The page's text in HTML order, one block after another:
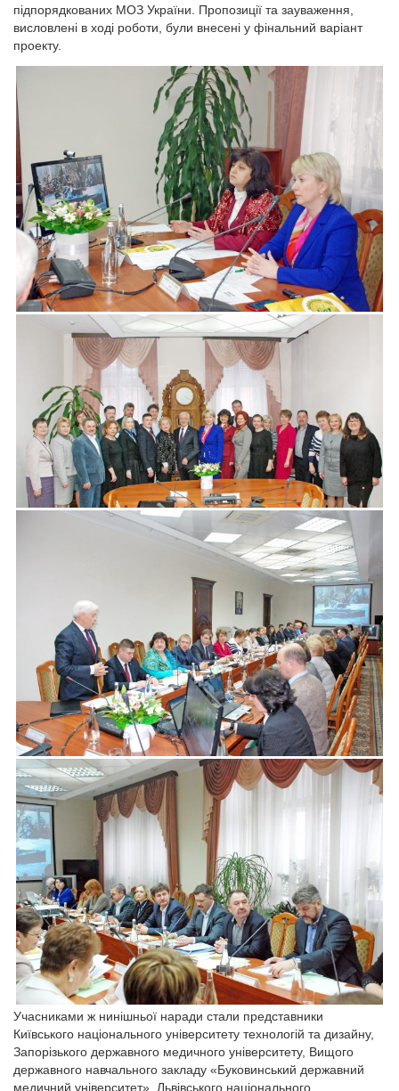
підпорядкованих МОЗ України. Пропозиції та зауваження,
висловлені в ході роботи, були внесені у фінальний варіант
проекту.
Учасниками ж нинішньої наради стали представники
Київського національного університету технологій та дизайну,
Запорізького державного медичного університету, Вищого
державного навчального закладу «Буковинський державний
медичний університет», Львівського національного